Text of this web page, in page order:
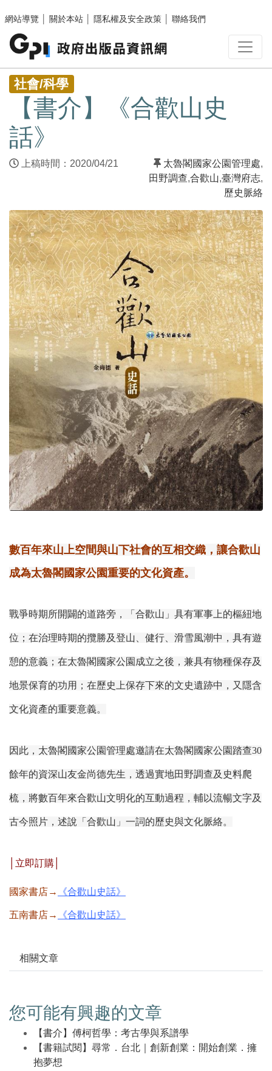
網站導覽
關於本站 隱私權及安全政策 聯絡我們
:::
社會/科學
【書介】《合歡山史
話》
上稿時間：2020/04/21 太魯閣國家公園管理處,
田野調查,合歡山,臺灣府志,
歷史脈絡
數百年來山上空間與山下社會的互相交織，讓合歡山
成為太魯閣國家公園重要的文化資產。
戰爭時期所開闢的道路旁，「合歡山」具有軍事上的樞紐地
位；在治理時期的攬勝及登山、健行、滑雪風潮中，具有遊
憩的意義；在太魯閣國家公園成立之後，兼具有物種保存及
地景保育的功用；在歷史上保存下來的文史遺跡中，又隱含
文化資產的重要意義。
因此，太魯閣國家公園管理處邀請在太魯閣國家公園踏查30
餘年的資深山友金尚德先生，透過實地田野調查及史料爬
梳，將數百年來合歡山文明化的互動過程，輔以流暢文字及
古今照片，述說「合歡山」一詞的歷史與文化脈絡。
│立即訂購│
國家書店→ 《合歡山史話》
五南書店→ 《合歡山史話》
相關文章
您可能有興趣的文章
【書介】傅柯哲學：考古學與系譜學
【書籍試閱】尋常．台北｜創新創業：開始創業．擁
抱夢想